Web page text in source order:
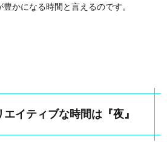
かになる時間と言えるのです。
イティブな時間は『夜』